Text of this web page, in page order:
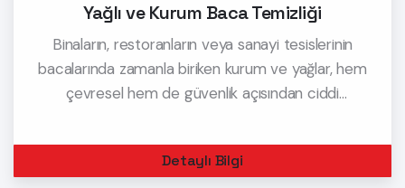
Yağlı ve Kurum Baca Temizliği
Binaların, restoranların veya sanayi tesislerinin
bacalarında zamanla biriken kurum ve yağlar, hem
çevresel hem de güvenlik açısından ciddi
oluşur ve nasıl temizlenir? Gelin, detaylıca
inceleyelim.
Detaylı Bilgi